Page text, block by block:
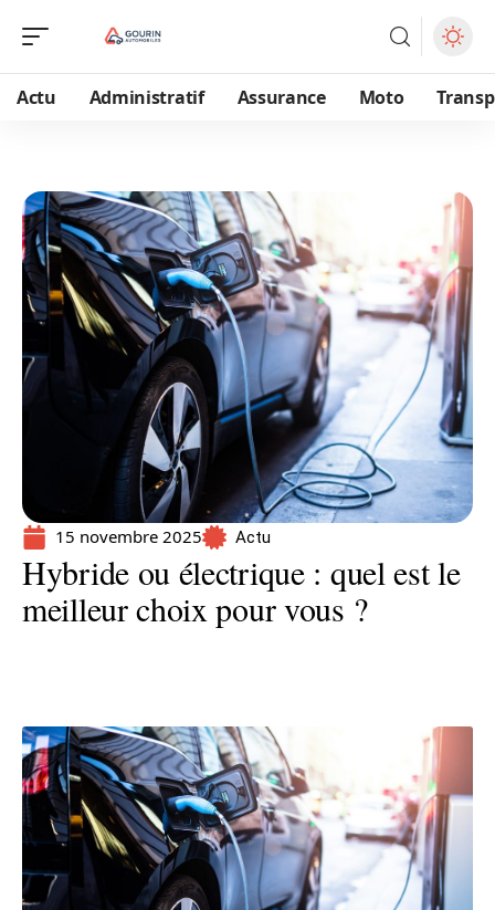
Actu Administratif Assurance Moto
15 novembre 2025 Actu
Hybride ou électrique : quel est le
meilleur choix pour vous ?